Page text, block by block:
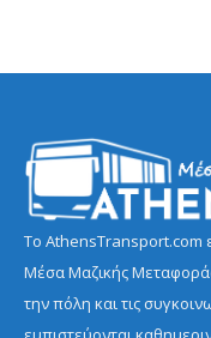
Το AthensTransport.com
Μέσα Μαζικής
την πόλη και τις